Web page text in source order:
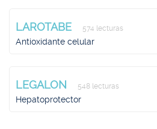
LAROTABE 574 lecturas
Antioxidante celular
LEGALON 548 lecturas
Hepatoprotector